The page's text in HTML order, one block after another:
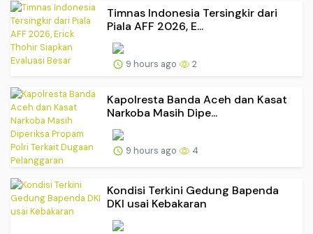
Timnas Indonesia Tersingkir dari
Piala AFF 2026, E...
9 hours ago 2
Kapolresta Banda Aceh dan Kasat
Narkoba Masih Dipe...
9 hours ago 4
Kondisi Terkini Gedung Bapenda
DKI usai Kebakaran